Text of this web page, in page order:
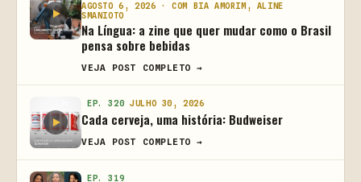
AGOSTO 6, 2026 · COM BIA AMORIM, ALINE
SMANIOTO
Na Língua: a zine que quer mudar como o Brasil
pensa sobre bebidas
VEJA POST COMPLETO →
EP. 320 JULHO 30, 2026
Cada cerveja, uma história: Budweiser
VEJA POST COMPLETO →
EP. 319